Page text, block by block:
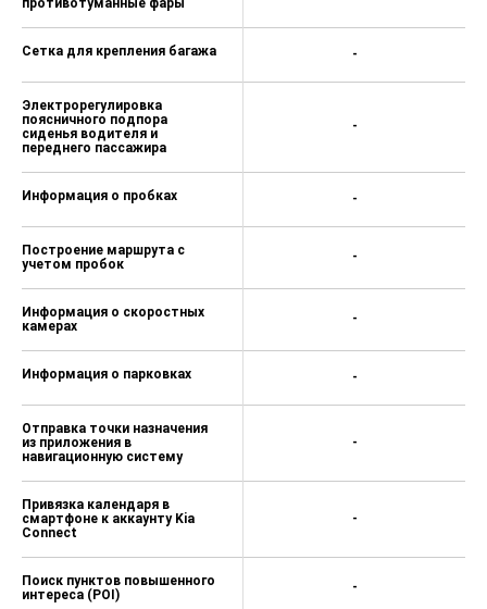
противотуманные фары
Сетка для крепления багажа
Электрорегулировка
поясничного подпора
сиденья водителя и
переднего пассажира
Информация о пробках
Построение маршрута с
учетом пробок
Информация о скоростных
камерах
Информация о парковках
Отправка точки назначения
из приложения в
навигационную систему
Привязка календаря в
смартфоне к аккаунту Kia
Connect
Поиск пунктов повышенного
интереса (POI)
-
-
-
-
-
-
-
-
-